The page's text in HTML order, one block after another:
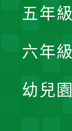
五年
六年
幼兒